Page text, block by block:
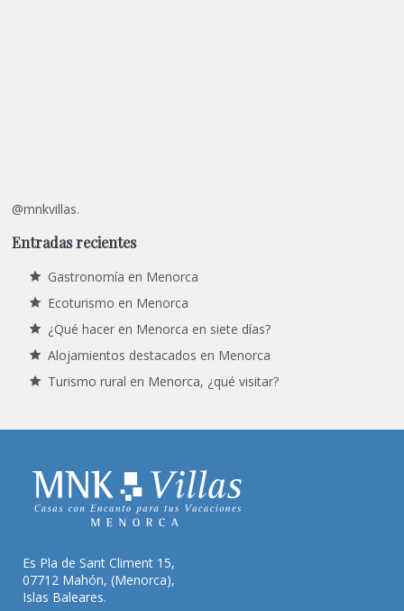
@mnkvillas.
Entradas recientes
Gastronomía en Menorca
Ecoturismo en Menorca
¿Qué hacer en Menorca en siete días?
Alojamientos destacados en Menorca
Turismo rural en Menorca, ¿qué visitar?
Es Pla de Sant Climent 15,
07712 Mahón, (Menorca),
Islas Baleares.